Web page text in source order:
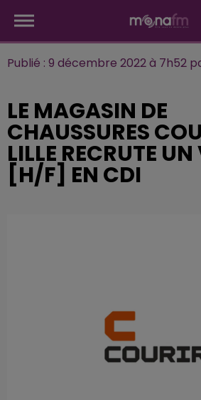
Publié : 9 décembre 2022 à 7h52
LE MAGASIN DE
CHAUSSURES
LILLE RECRUTE
[H/F] EN CDI